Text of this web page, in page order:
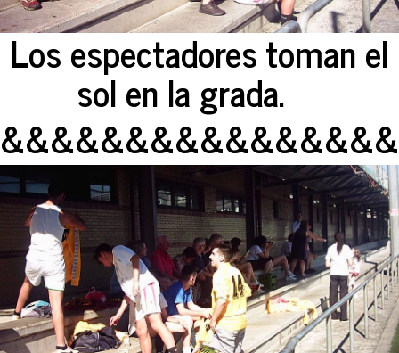
Los espectadores toman el
sol en la grada.